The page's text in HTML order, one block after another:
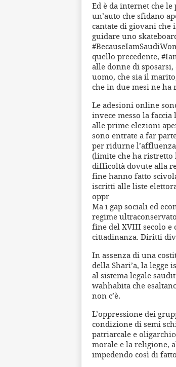
Ed è da internet che
un’auto che sfidano
cantate di giovani che
guidare uno
quello precedente,
alle donne di
uomo, che sia il
che in due mesi ne ha
Le adesioni online
invece messo la faccia
alle prime elezioni
sono entrate a far
per ridurne
(limite che ha ristretto
difficoltà dovute alla
fine hanno fatto
iscritti alle liste
oppr
Ma i gap sociali ed
regime
fine del XVIII secolo e
cittadinanza. Diritti
In assenza di una
della Shari’a, la
al sistema legale
wahhabita che
non c’è.
L’oppressione dei
condizione di semi
patriarcale e
morale e la religione,
impedendo così di